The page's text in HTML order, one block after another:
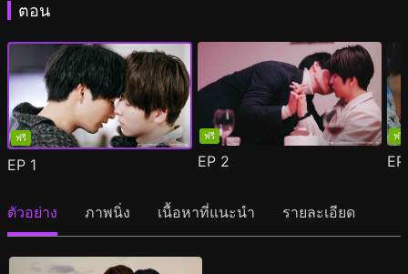
ตอน
ฟรี
EP 1
ฟรี
EP 2
ฟรี
ตัวอย่าง ภาพนิ่ง เนื้อหาที่แนะนำ รายละเอียด